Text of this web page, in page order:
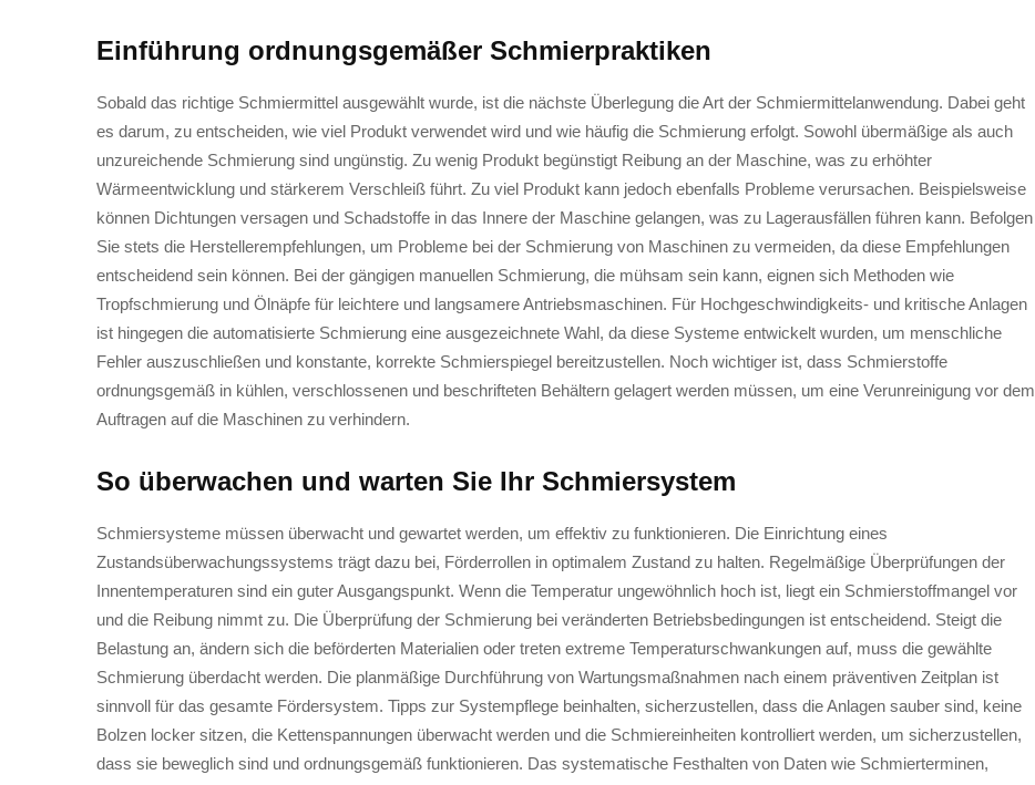
Einführung ordnungsgemäßer Schmierpraktiken
Sobald das richtige Schmiermittel ausgewählt wurde, ist die nächste Überlegung die Art der Schmiermittelanwendung. Dabei geht
es darum, zu entscheiden, wie viel Produkt verwendet wird und wie häufig die Schmierung erfolgt. Sowohl übermäßige als auch
unzureichende Schmierung sind ungünstig. Zu wenig Produkt begünstigt Reibung an der Maschine, was zu erhöhter
Wärmeentwicklung und stärkerem Verschleiß führt. Zu viel Produkt kann jedoch ebenfalls Probleme verursachen. Beispielsweise
können Dichtungen versagen und Schadstoffe in das Innere der Maschine gelangen, was zu Lagerausfällen führen kann. Befolgen
Sie stets die Herstellerempfehlungen, um Probleme bei der Schmierung von Maschinen zu vermeiden, da diese Empfehlungen
entscheidend sein können. Bei der gängigen manuellen Schmierung, die mühsam sein kann, eignen sich Methoden wie
Tropfschmierung und Ölnäpfe für leichtere und langsamere Antriebsmaschinen. Für Hochgeschwindigkeits- und kritische Anlagen
ist hingegen die automatisierte Schmierung eine ausgezeichnete Wahl, da diese Systeme entwickelt wurden, um menschliche
Fehler auszuschließen und konstante, korrekte Schmierspiegel bereitzustellen. Noch wichtiger ist, dass Schmierstoffe
ordnungsgemäß in kühlen, verschlossenen und beschrifteten Behältern gelagert werden müssen, um eine Verunreinigung vor dem
Auftragen auf die Maschinen zu verhindern.
So überwachen und warten Sie Ihr Schmiersystem
Schmiersysteme müssen überwacht und gewartet werden, um effektiv zu funktionieren. Die Einrichtung eines
Zustandsüberwachungssystems trägt dazu bei, Förderrollen in optimalem Zustand zu halten. Regelmäßige Überprüfungen der
Innentemperaturen sind ein guter Ausgangspunkt. Wenn die Temperatur ungewöhnlich hoch ist, liegt ein Schmierstoffmangel vor
und die Reibung nimmt zu. Die Überprüfung der Schmierung bei veränderten Betriebsbedingungen ist entscheidend. Steigt die
Belastung an, ändern sich die beförderten Materialien oder treten extreme Temperaturschwankungen auf, muss die gewählte
Schmierung überdacht werden. Die planmäßige Durchführung von Wartungsmaßnahmen nach einem präventiven Zeitplan ist
sinnvoll für das gesamte Fördersystem. Tipps zur Systempflege beinhalten, sicherzustellen, dass die Anlagen sauber sind, keine
Bolzen locker sitzen, die Kettenspannungen überwacht werden und die Schmiereinheiten kontrolliert werden, um sicherzustellen,
dass sie beweglich sind und ordnungsgemäß funktionieren. Das systematische Festhalten von Daten wie Schmierterminen,